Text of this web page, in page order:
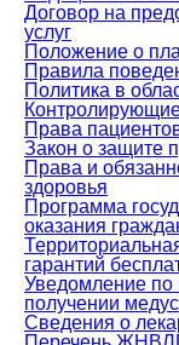
Договор на
услуг
Положение о
Правила
Политика в
Права
Закон о защите
Права и
здоровья
Программа
оказания
гарантий
Уведомление по
получении
Сведения о